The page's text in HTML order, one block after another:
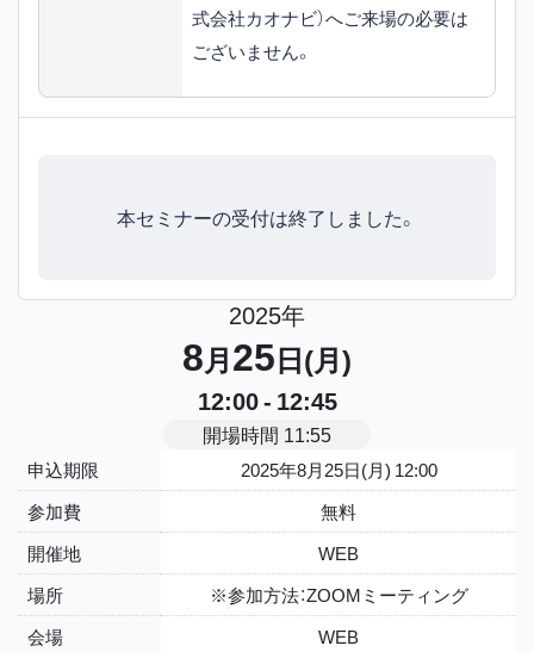
式会社カオナビ）へご来場の必要は
ございません。
本セミナーの受付は終了しました。
2025年
8月25日(月)
12:00 - 12:45
開場時間 11:55
申込期限
2025年8月25日(月) 12:00
参加費
無料
開催地
WEB
場所
※参加方法：ZOOMミーティング
会場
WEB